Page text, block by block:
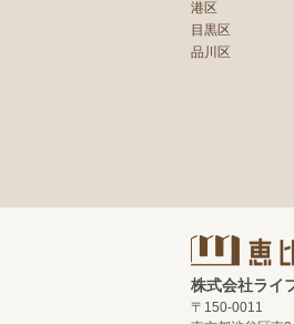
港区
目黒区
品川区
株式会社ライ
〒150-0011